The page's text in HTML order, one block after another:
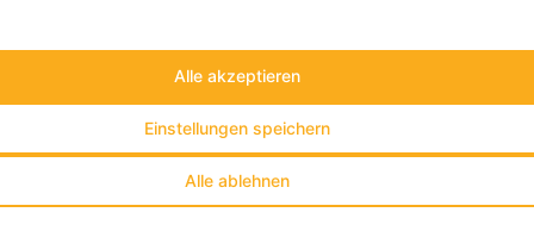
Alle ablehnen
Einstellungen speichern
Alle akzeptieren